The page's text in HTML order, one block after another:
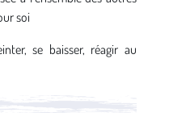
soi
se baisser, réagir au